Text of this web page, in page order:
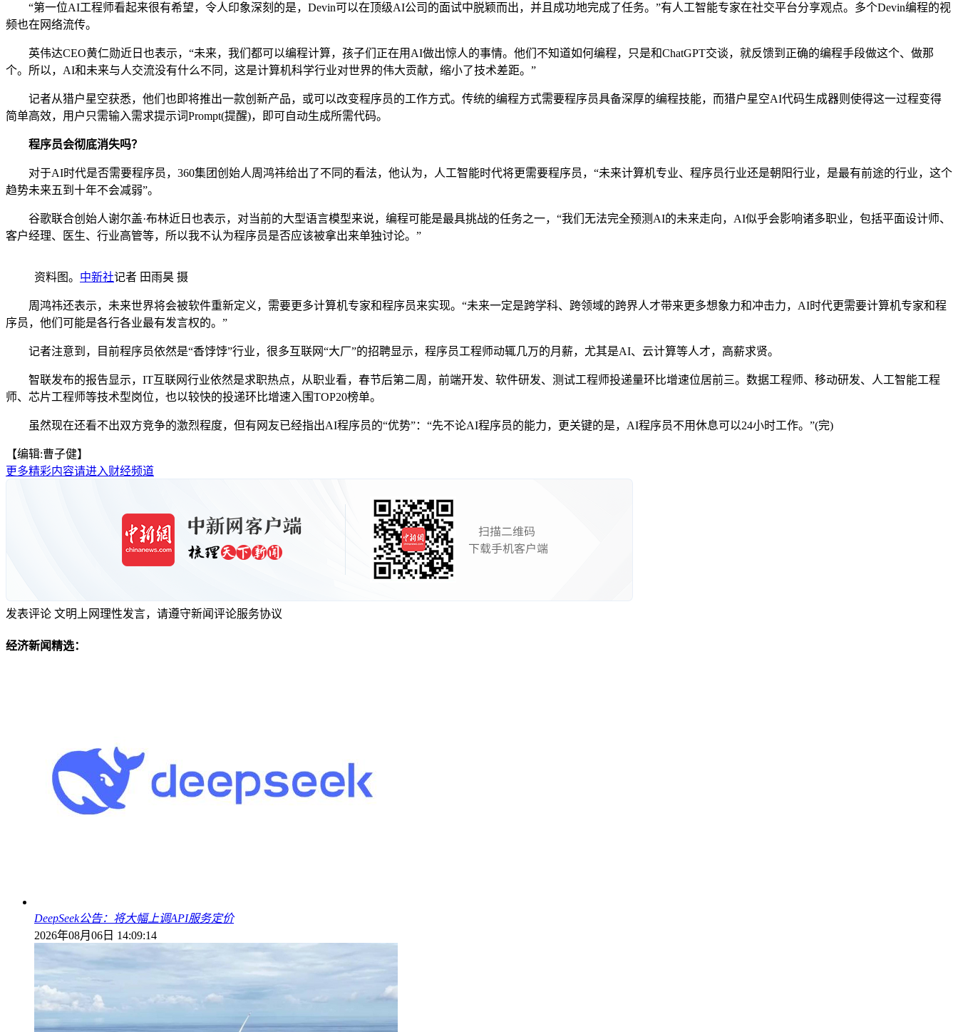
“第一位AI工程师看起来很有希望，令人印象深刻的是，Devin可以在顶级AI公司的面试中脱颖而出，并且成功地完成了任务。”有人工智能专家在社交平台分享观点。多个Devin编程的视
频也在网络流传。
英伟达CEO黄仁勋近日也表示，“未来，我们都可以编程计算，孩子们正在用AI做出惊人的事情。他们不知道如何编程，只是和ChatGPT交谈，就反馈到正确的编程手段做这个、做那
个。所以，AI和未来与人交流没有什么不同，这是计算机科学行业对世界的伟大贡献，缩小了技术差距。”
记者从猎户星空获悉，他们也即将推出一款创新产品，或可以改变程序员的工作方式。传统的编程方式需要程序员具备深厚的编程技能，而猎户星空AI代码生成器则使得这一过程变得
简单高效，用户只需输入需求提示词Prompt(提醒)，即可自动生成所需代码。
程序员会彻底消失吗？
对于AI时代是否需要程序员，360集团创始人周鸿祎给出了不同的看法，他认为，人工智能时代将更需要程序员，“未来计算机专业、程序员行业还是朝阳行业，是最有前途的行业，这个
趋势未来五到十年不会减弱”。
谷歌联合创始人谢尔盖·布林近日也表示，对当前的大型语言模型来说，编程可能是最具挑战的任务之一，“我们无法完全预测AI的未来走向，AI似乎会影响诸多职业，包括平面设计师、
客户经理、医生、行业高管等，所以我不认为程序员是否应该被拿出来单独讨论。”
资料图。 中新社记者 田雨昊 摄
周鸿祎还表示，未来世界将会被软件重新定义，需要更多计算机专家和程序员来实现。“未来一定是跨学科、跨领域的跨界人才带来更多想象力和冲击力，AI时代更需要计算机专家和程
序员，他们可能是各行各业最有发言权的。”
记者注意到，目前程序员依然是“香饽饽”行业，很多互联网“大厂”的招聘显示，程序员工程师动辄几万的月薪，尤其是AI、云计算等人才，高薪求贤。
智联发布的报告显示，IT互联网行业依然是求职热点，从职业看，春节后第二周，前端开发、软件研发、测试工程师投递量环比增速位居前三。数据工程师、移动研发、人工智能工程
师、芯片工程师等技术型岗位，也以较快的投递环比增速入围TOP20榜单。
虽然现在还看不出双方竞争的激烈程度，但有网友已经指出AI程序员的“优势”：“先不论AI程序员的能力，更关键的是，AI程序员不用休息可以24小时工作。”(完)
【编辑:曹子健】
更多精彩内容请进入财经频道
发表评论 文明上网理性发言，请遵守新闻评论服务协议
经济新闻精选：
DeepSeek公告：将大幅上调API服务定价
2026年08月06日 14:09:14